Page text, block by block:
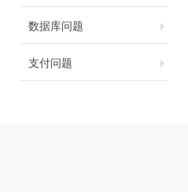
数据库问题
支付问题